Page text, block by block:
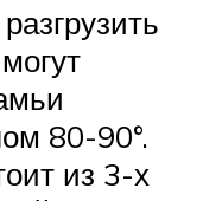
80-90°.
из 3-х